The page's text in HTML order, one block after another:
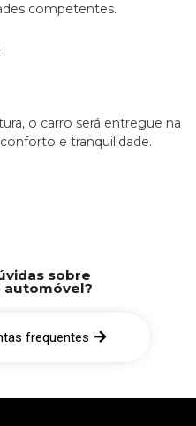
competentes.
o carro será entregue na
e tranquilidade.
sobre
automóvel?
frequentes